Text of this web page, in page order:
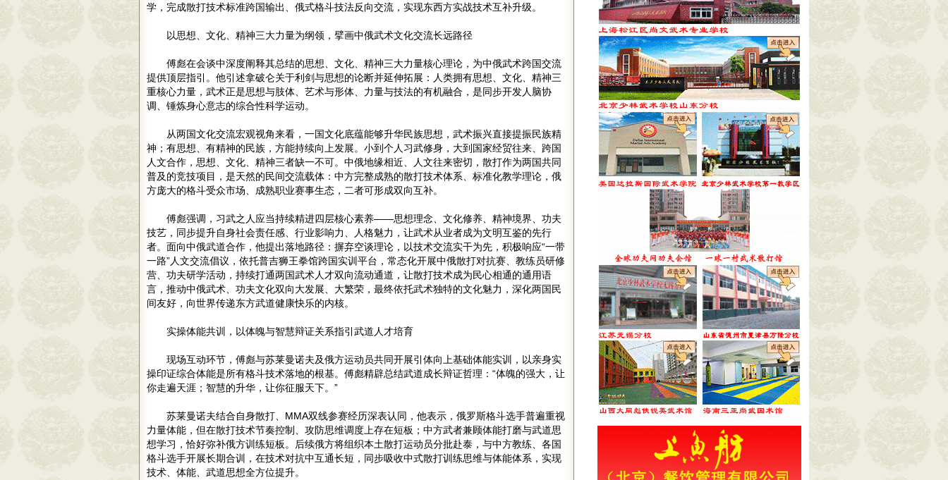
学，完成散打技术标准跨国输出、俄式格斗技法反向交流，实现东西方实战技术互补升级。
以思想、文化、精神三大力量为纲领，擘画中俄武术文化交流长远路径
傅彪在会谈中深度阐释其总结的思想、文化、精神三大力量核心理论，为中俄武术跨国交流
提供顶层指引。他引述拿破仑关于利剑与思想的论断并延伸拓展：人类拥有思想、文化、精神三
重核心力量，武术正是思想与肢体、艺术与形体、力量与技法的有机融合，是同步开发人脑协
调、锤炼身心意志的综合性科学运动。
从两国文化交流宏观视角来看，一国文化底蕴能够升华民族思想，武术振兴直接提振民族精
神；有思想、有精神的民族，方能持续向上发展。小到个人习武修身，大到国家经贸往来、跨国
人文合作，思想、文化、精神三者缺一不可。中俄地缘相近、人文往来密切，散打作为两国共同
普及的竞技项目，是天然的民间交流载体：中方完整成熟的散打技术体系、标准化教学理论，俄
方庞大的格斗受众市场、成熟职业赛事生态，二者可形成双向互补。
傅彪强调，习武之人应当持续精进四层核心素养——思想理念、文化修养、精神境界、功夫
技艺，同步提升自身社会责任感、行业影响力、人格魅力，让武术从业者成为文明互鉴的先行
者。面向中俄武道合作，他提出落地路径：摒弃空谈理论，以技术交流实干为先，积极响应“一带
一路”人文交流倡议，依托普吉狮王拳馆跨国实训平台，常态化开展中俄散打对抗赛、教练员研修
营、功夫研学活动，持续打通两国武术人才双向流动通道，让散打技术成为民心相通的通用语
言，推动中俄武术、功夫文化双向大发展、大繁荣，最终依托武术独特的文化魅力，深化两国民
间友好，向世界传递东方武道健康快乐的内核。
实操体能共训，以体魄与智慧辩证关系指引武道人才培育
现场互动环节，傅彪与苏莱曼诺夫及俄方运动员共同开展引体向上基础体能实训，以亲身实
操印证综合体能是所有格斗技术落地的根基。傅彪精辟总结武道成长辩证哲理：“体魄的强大，让
你走遍天涯；智慧的升华，让你征服天下。”
苏莱曼诺夫结合自身散打、MMA双线参赛经历深表认同，他表示，俄罗斯格斗选手普遍重视
力量体能，但在散打技术节奏控制、攻防思维调度上存在短板；中方武者兼顾体能打磨与武道思
想学习，恰好弥补俄方训练短板。后续俄方将组织本土散打运动员分批赴泰，与中方教练、各国
格斗选手开展长期合训，在技术对抗中互通长短，同步吸收中式散打训练思维与体能体系，实现
技术、体能、武道思想全方位提升。